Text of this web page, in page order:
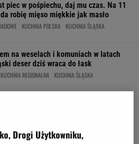
piec w pośpiechu, daj mu czas. Na 11
robię mięso miękkie jak masło
KUCHNIA POLSKA KUCHNIA ŚLĄSKA
na weselach i komuniach w latach
deser dziś wraca do łask
KUCHNIA REGIONALNA KUCHNIA ŚLĄSKA
robi drożdżówki inaczej niż
"Przepis ma ze 100 lat, a może i
BUŁECZKI DROŻDŻOWE KUCHNIA ŚLĄSKA
Drogi Użytkowniku,